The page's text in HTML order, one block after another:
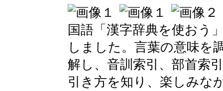
国語「漢字辞典を使おう
しました。言葉の意味を
解し、音訓索引、部首索
引き方を知り、楽しみな